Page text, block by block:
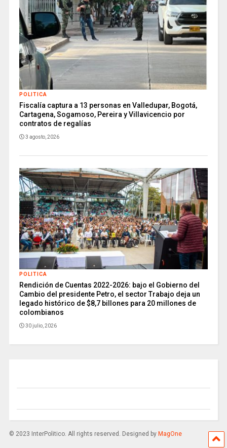
POLITICA
Fiscalía captura a 13 personas en Valledupar, Bogotá,
Cartagena, Sogamoso, Pereira y Villavicencio por
contratos de regalías
3 agosto, 2026
POLITICA
Rendición de Cuentas 2022-2026: bajo el Gobierno del
Cambio del presidente Petro, el sector Trabajo deja un
legado histórico de $8,7 billones para 20 millones de
colombianos
30 julio, 2026
© 2023 InterPolitico. All rights reserved. Designed by MagOne